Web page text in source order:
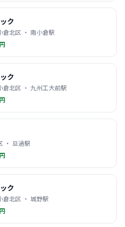
ク
倉北区 ・ 南小倉駅
ク
倉北区 ・ 九州工大前駅
・ 旦過駅
ク
倉北区 ・ 城野駅